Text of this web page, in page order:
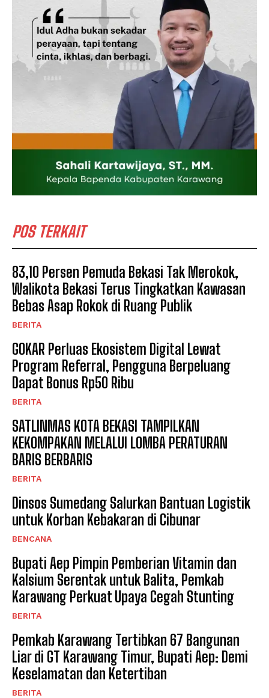
POS TERKAIT
83,10 Persen Pemuda Bekasi Tak Merokok,
Walikota Bekasi Terus Tingkatkan Kawasan
Bebas Asap Rokok di Ruang Publik
BERITA
GOKAR Perluas Ekosistem Digital Lewat
Program Referral, Pengguna Berpeluang
Dapat Bonus Rp50 Ribu
BERITA
SATLINMAS KOTA BEKASI TAMPILKAN
KEKOMPAKAN MELALUI LOMBA PERATURAN
BARIS BERBARIS
BERITA
Dinsos Sumedang Salurkan Bantuan Logistik
untuk Korban Kebakaran di Cibunar
BENCANA
Bupati Aep Pimpin Pemberian Vitamin dan
Kalsium Serentak untuk Balita, Pemkab
Karawang Perkuat Upaya Cegah Stunting
BERITA
Pemkab Karawang Tertibkan 67 Bangunan
Liar di GT Karawang Timur, Bupati Aep: Demi
Keselamatan dan Ketertiban
BERITA